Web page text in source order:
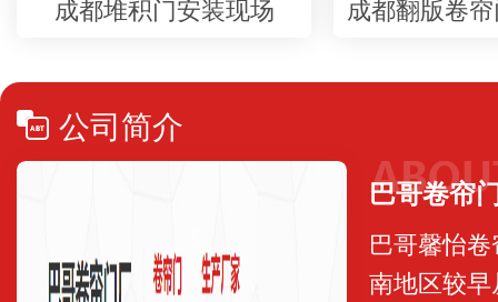
成都堆积门安装现场 成都翻版卷
公司简介
巴哥卷帘
巴哥馨怡
南地区较